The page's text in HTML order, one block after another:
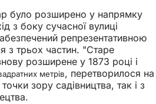
було розширено у напрямку
з боку сучасної вулиці
репрезентативною
трьох частин. "Старе
розширене у 1873 році і
метрів, перетворилося на
зору садівництва, так і з